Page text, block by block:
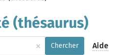
(thésaurus)
× Chercher Aide